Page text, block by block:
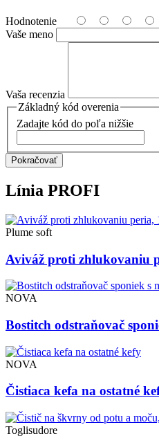
Hodnotenie
Vaše meno
Vaša recenzia
Základný kód overenia
Zadajte kód do poľa nižšie
Pokračovať
Línia PROFI
Plume soft
Aviváž proti zhlukovaniu
NOVA
Bostitch odstraňovač
NOVA
Čistiaca kefa na ostatné
Toglisudore